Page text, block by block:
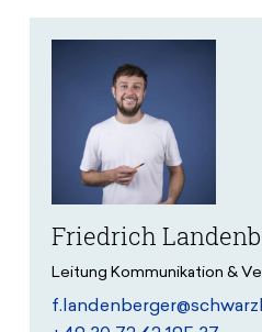
Friedrich
Leitung Kommunikation &